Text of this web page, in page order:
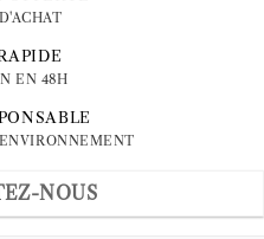
EN 48H
NOUS